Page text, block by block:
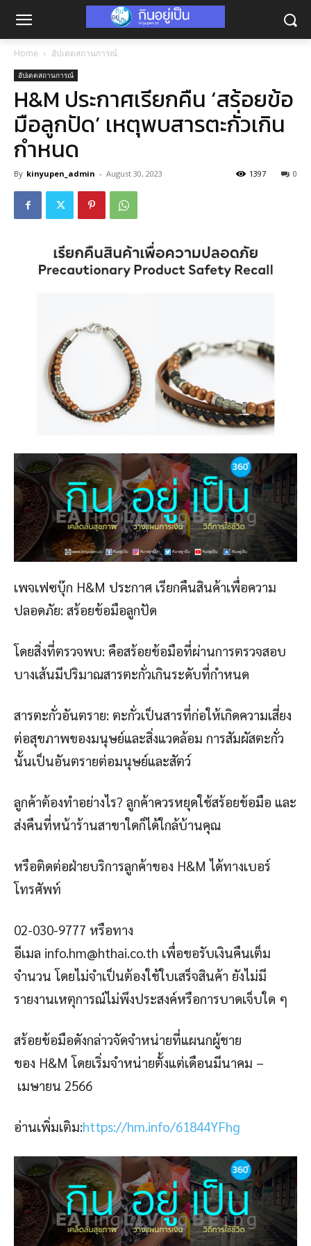
Home อัปเดตสถานการณ์
อัปเดตสถานการณ์
H&M ประกาศเรียกคืน ‘สร้อยข้อ
มือลูกปัด’ เหตุพบสารตะกั่วเกิน
กำหนด
By kinyupen_admin - August 30, 2023 0
1397
เพจเฟซบุ๊ก H&M ประกาศ เรียกคืนสินค้าเพื่อความ
ปลอดภัย: สร้อยข้อมือลูกปัด
โดยสิ่งที่ตรวจพบ: คือสร้อยข้อมือที่ผ่านการตรวจสอบ
บางเส้นมีปริมาณสารตะกั่วเกินระดับที่กำหนด
สารตะกั่วอันตราย: ตะกั่วเป็นสารที่ก่อให้เกิดความเสี่ยง
ต่อสุขภาพของมนุษย์และสิ่งแวดล้อม การสัมผัสตะกั่ว
นั้นเป็นอันตรายต่อมนุษย์และสัตว์
ลูกค้าต้องทำอย่างไร? ลูกค้าควรหยุดใช้สร้อยข้อมือ และ
ส่งคืนที่หน้าร้านสาขาใดก็ได้ใกล้บ้านคุณ
หรือติดต่อฝ่ายบริการลูกค้าของ H&M ได้ทางเบอร์
โทรศัพท์
02-030-9777 หรือทาง
อีเมล info.hm@hthai.co.th เพื่อขอรับเงินคืนเต็ม
จำนวน โดยไม่จำเป็นต้องใช้ใบเสร็จสินค้า ยังไม่มี
รายงานเหตุการณ์ไม่พึงประสงค์หรือการบาดเจ็บใด ๆ
สร้อยข้อมือดังกล่าวจัดจำหน่ายที่แผนกผู้ชาย
ของ H&M โดยเริ่มจำหน่ายตั้งแต่เดือนมีนาคม –
เมษายน 2566
อ่านเพิ่มเติม:https://hm.info/61844YFhg